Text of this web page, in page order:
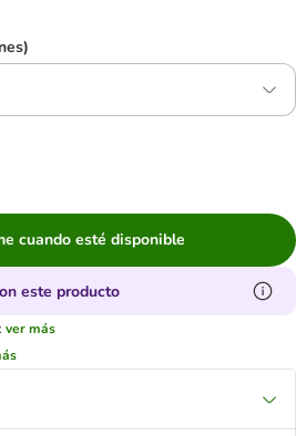
cuando esté disponible
este producto
ver más